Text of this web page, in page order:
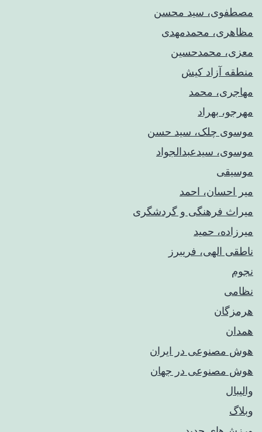
مصطفوی، سید محسن
مظاهری، محمدمهدی
معزی، محمدحسین
منطقه آزاد کیش
مهاجری، محمد
مهرجو، بهراد
موسوی چلک، سید حسن
موسوی، سیدعبدالجواد
موسیقی
میر احسان، احمد
میراث فرهنگی و گردشگری
میرزاده، حمید
ناطقی الهی، فریبرز
نجوم
نظامی
هرمزگان
همدان
هوش مصنوعی در ایران
هوش مصنوعی در جهان
والیبال
وبلاگ